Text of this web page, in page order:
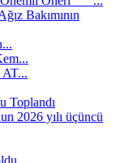
Bakımının
Toplandı
2026 yılı üçüncü